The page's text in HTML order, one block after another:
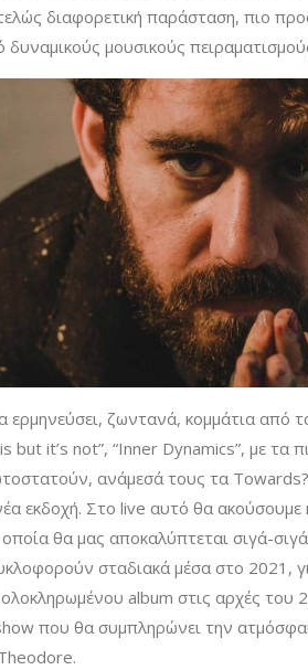
διαφορετική παράσταση, πιο
δυναμικούς μουσικούς
ζωντανά, κομμάτια από
but it’s not”, “Inner Dynamics”, με τα
ανάμεσά τους τα
εκδοχή. Στο live αυτό θα ακούσουμε
θα μας αποκαλύπτεται σιγά-
σταδιακά μέσα στο 2021,
album στις αρχές του
που θα συμπληρώνει την